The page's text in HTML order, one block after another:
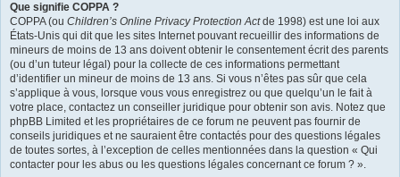
Que signifie COPPA ?
COPPA (ou Children’s Online Privacy Protection Actde 1998) est une loi aux
États-Unis qui dit que les sites Internet pouvant recueillir des informations de
mineurs de moins de 13 ans doivent obtenir le consentement écrit des parents
(ou d’un tuteur légal) pour la collecte de ces informations permettant
d’identifier un mineur de moins de 13 ans. Si vous n’êtes pas sûr que cela
s’applique à vous, lorsque vous vous enregistrez ou que quelqu’un le fait à
votre place, contactez un conseiller juridique pour obtenir son avis. Notez que
phpBB Limited et les propriétaires de ce forum ne peuvent pas fournir de
conseils juridiques et ne sauraient être contactés pour des questions légales
de toutes sortes, à l’exception de celles mentionnées dans la question « Qui
contacter pour les abus ou les questions légales concernant ce forum ? ».